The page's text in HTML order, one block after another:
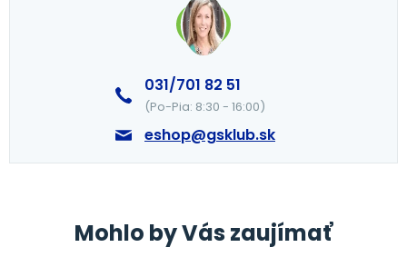
031/701 82 51
(Po-Pia: 8:30 - 16:00)
eshop@gsklub.sk
Mohlo by Vás zaujímať